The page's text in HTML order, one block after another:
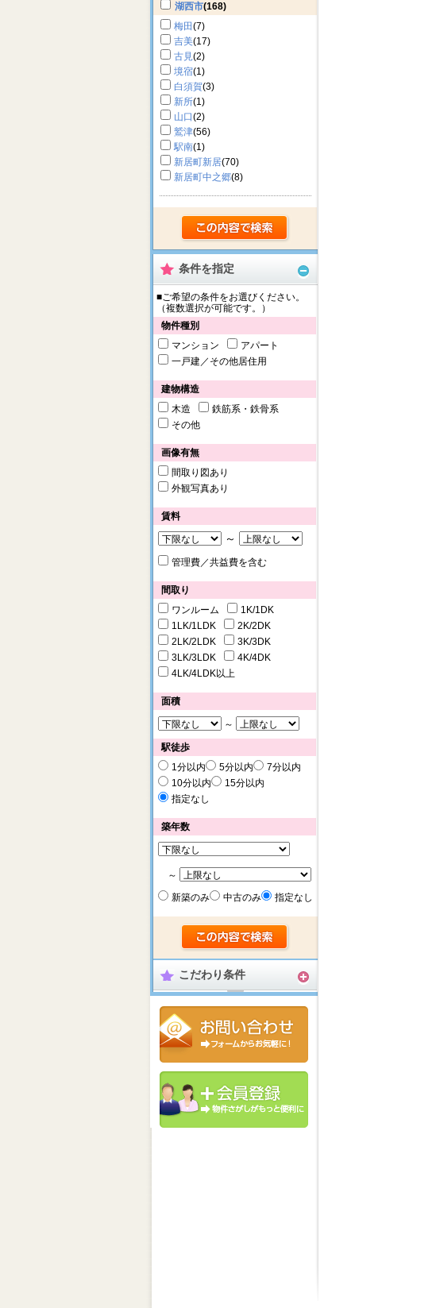
湖西市(168)
梅田(7)
吉美(17)
古見(2)
境宿(1)
白須賀(3)
新所(1)
山口(2)
鷲津(56)
駅南(1)
新居町新居(70)
新居町中之郷(8)
条件を指定
■ご希望の条件をお選びください。
（複数選択が可能です。）
物件種別
マンション
アパート
一戸建／その他居住用
建物構造
木造
鉄筋系・鉄骨系
その他
画像有無
間取り図あり
外観写真あり
賃料
～
管理費／共益費を含む
間取り
ワンルーム
1K/1DK
1LK/1LDK
2K/2DK
2LK/2LDK
3K/3DK
3LK/3LDK
4K/4DK
4LK/4LDK以上
面積
～
駅徒歩
1分以内
5分以内
7分以内
10分以内
15分以内
指定なし
築年数
～
新築のみ
中古のみ 指定なし
こだわり条件